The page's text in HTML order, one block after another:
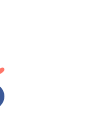
Facebook